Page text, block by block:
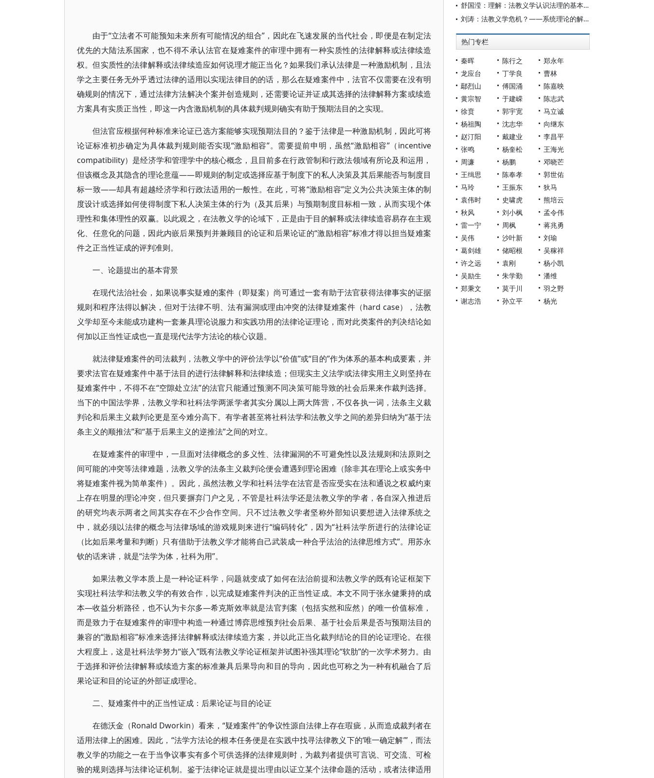
由于“立法者不可能预知未来所有可能情况的组合”，因此在飞速发展的当代社会，即便是在制定法
优先的大陆法系国家，也不得不承认法官在疑难案件的审理中拥有一种实质性的法律解释或法律续造
权。但实质性的法律解释或法律续造应如何说理才能正当化？如果我们承认法律是一种激励机制，且法
学之主要任务无外乎透过法律的适用以实现法律目的的话，那么在疑难案件中，法官不仅需要在没有明
确规则的情况下，通过法律方法解决个案并创造规则，还需要论证并证成其选择的法律解释方案或续造
方案具有实质正当性，即这一内含激励机制的具体裁判规则确实有助于预期法目的之实现。
但法官应根据何种标准来论证已选方案能够实现预期法目的？鉴于法律是一种激励机制，因此可将
论证标准初步确定为具体裁判规则能否实现“激励相容”。需要提前申明，虽然“激励相容”（incentive
compatibility）是经济学和管理学中的核心概念，且目前多在行政管制和行政法领域有所论及和运用，
但该概念及其隐含的理论意蕴——即规则的制定或选择应基于制度下的私人决策及其后果能否与制度目
标一致——却具有超越经济学和行政法适用的一般性。在此，可将“激励相容”定义为公共决策主体的制
度设计或选择如何使得制度下私人决策主体的行为（及其后果）与预期制度目标相一致，从而实现个体
理性和集体理性的双赢。以此观之，在法教义学的论域下，正是由于目的解释或法律续造容易存在主观
化、任意化的问题，因此内嵌后果预判并兼顾目的论证和后果论证的“激励相容”标准才得以担当疑难案
件之正当性证成的评判准则。
一、论题提出的基本背景
在现代法治社会，如果说事实疑难的案件（即疑案）尚可通过一套有助于法官获得法律事实的证据
规则和程序法得以解决，但对于法律不明、法有漏洞或理由冲突的法律疑难案件（hard case），法教
义学却至今未能成功建构一套兼具理论说服力和实践功用的法律论证理论，而对此类案件的判决结论如
何加以正当性证成也一直是现代法学方法论的核心议题。
就法律疑难案件的司法裁判，法教义学中的评价法学以“价值”或“目的”作为体系的基本构成要素，并
要求法官在疑难案件中基于法目的进行法律解释和法律续造；但现实主义法学或法律实用主义则坚持在
疑难案件中，不得不在“空隙处立法”的法官只能通过预测不同决策可能导致的社会后果来作裁判选择。
当下的中国法学界，法教义学和社科法学两派学者其实分属以上两大阵营，不仅各执一词，法条主义裁
判论和后果主义裁判论更是至今难分高下。有学者甚至将社科法学和法教义学之间的差异归纳为“基于法
条主义的顺推法”和“基于后果主义的逆推法”之间的对立。
在疑难案件的审理中，一旦面对法律概念的多义性、法律漏洞的不可避免性以及法规则和法原则之
间可能的冲突等法律难题，法教义学的法条主义裁判论便会遭遇到理论困难（除非其在理论上或实务中
将疑难案件视为简单案件）。因此，虽然法教义学和社科法学在法官是否应受实在法和通说之权威约束
上存在明显的理论冲突，但只要摒弃门户之见，不管是社科法学还是法教义学的学者，各自深入推进后
的研究均表示两者之间其实存在不少合作空间。只不过法教义学者坚称外部知识要想进入法律系统之
中，就必须以法律的概念与法律场域的游戏规则来进行“编码转化”，因为“社科法学所进行的法律论证
（比如后果考量和判断）只有借助于法教义学才能将自己武装成一种合乎法治的法律思维方式”。用苏永
钦的话来讲，就是“法学为体，社科为用”。
如果法教义学本质上是一种论证科学，问题就变成了如何在法治前提和法教义学的既有论证框架下
实现社科法学和法教义学的有效合作，以完成疑难案件判决的正当性证成。本文不同于张永健秉持的成
本—收益分析路径，也不认为卡尔多—希克斯效率就是法官判案（包括实然和应然）的唯一价值标准，
而是致力于在疑难案件的审理中构造一种通过博弈思维预判社会后果、基于社会后果是否与预期法目的
兼容的“激励相容”标准来选择法律解释或法律续造方案，并以此正当化裁判结论的目的论证理论。在很
大程度上，这是社科法学努力“嵌入”既有法教义学论证框架并试图补强其理论“软肋”的一次学术努力。由
于选择和评价法律解释或续造方案的标准兼具后果导向和目的导向，因此也可称之为一种有机融合了后
果论证和目的论证的外部证成理论。
二、疑难案件中的正当性证成：后果论证与目的论证
在德沃金（Ronald Dworkin）看来，“疑难案件”的争议性源自法律上存在瑕疵，从而造成裁判者在
适用法律上的困难。因此，“法学方法论的根本任务便是在实践中找寻法律教义下的‘唯一确定解’”，而法
教义学的功能之一在于当争议事实有多个可供选择的法律规则时，为裁判者提供可言说、可交流、可检
验的规则选择与法律论证机制。鉴于法律论证就是提出理由以证立某个法律命题的活动，或者法律适用
舒国滢：理解：法教义学认识法理的基本方式
刘涛：法教义学危机？——系统理论的解读
热门专栏
秦晖 陈行之
郑永年
龙应台
丁学良
曹林
鄢烈山
傅国涌
陈嘉映
黄宗智
于建嵘
陈志武
徐贲
郭宇宽
马立诚
杨祖陶
沈志华
向继东
赵汀阳
戴建业
李昌平
张鸣
杨奎松
王海光
周濂
杨鹏
邓晓芒
王缉思
陈奉孝
郭世佑
马玲
王振东
狄马
袁伟时
史啸虎
熊培云
秋风
刘小枫
孟令伟
雷一宁
周枫
蒋兆勇
吴伟
沙叶新
刘瑜
葛剑雄
储昭根
吴稼祥
许之远
袁刚
杨小凯
吴励生
朱学勤
潘维
郑秉文
莫于川
羽之野
谢志浩
孙立平 杨光